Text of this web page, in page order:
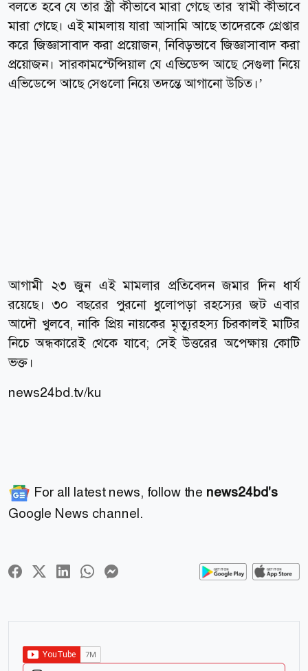
বলতে হবে যে তার স্ত্রী কীভাবে মারা গেছে তার স্বামী কীভাবে
মারা গেছে। এই মামলায় যারা আসামি আছে তাদেরকে গ্রেপ্তার
করে জিজ্ঞাসাবাদ করা প্রয়োজন, নিবিড়ভাবে জিজ্ঞাসাবাদ করা
প্রয়োজন। সারকামস্টেন্সিয়াল যে এভিডেন্স আছে সেগুলা নিয়ে
এভিডেন্সে আছে সেগুলো নিয়ে তদন্তে আগানো উচিত।’
আগামী ২৩ জুন এই মামলার প্রতিবেদন জমার দিন ধার্য
রয়েছে। ৩০ বছরের পুরনো ধুলোপড়া রহস্যের জট এবার
আদৌ খুলবে, নাকি প্রিয় নায়কের মৃত্যুরহস্য চিরকালই মাটির
নিচে অন্ধকারেই থেকে যাবে; সেই উত্তরের অপেক্ষায় কোটি
ভক্ত।
news24bd.tv/ku
For all latest news, follow the news24bd's
Google News channel.